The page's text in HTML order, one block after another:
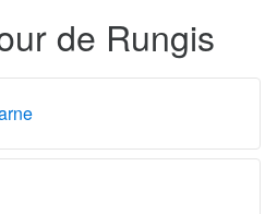
de Rungis